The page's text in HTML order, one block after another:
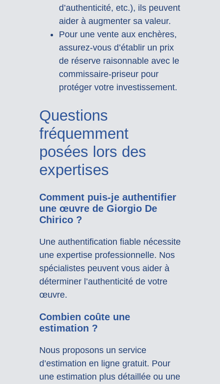
d’authenticité, etc.), ils peuvent
aider à augmenter sa valeur.
Pour une vente aux enchères,
assurez-vous d’établir un prix
de réserve raisonnable avec le
commissaire-priseur pour
protéger votre investissement.
Questions
fréquemment
posées lors des
expertises
Comment puis-je authentifier
une œuvre de Giorgio De
Chirico ?
Une authentification fiable nécessite
une expertise professionnelle. Nos
spécialistes peuvent vous aider à
déterminer l’authenticité de votre
œuvre.
Combien coûte une
estimation ?
Nous proposons un service
d’estimation en ligne gratuit. Pour
une estimation plus détaillée ou une